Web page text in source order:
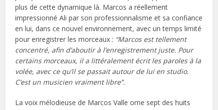
plus de cette dynamique là. Marcos a réellement
impressionné Ali par son professionnalisme et sa confiance
en lui, dans ce nouvel environnement, avec un temps limité
pour enregistrer les morceaux : “Marcos est tellement
concentré, afin d’aboutir à l’enregistrement juste. Pour
certains morceaux, il a littéralement écrit les paroles à la
volée, avec ce qu’il se passait autour de lui en studio.
C’est un musicien vraiment libre”.
La voix mélodieuse de Marcos Valle orne sept des huits